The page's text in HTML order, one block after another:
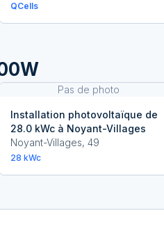
QCells
Pas de photo
Installation photovoltaïque de
28.0 kWc à Noyant-Villages
Noyant-Villages, 49
28 kWc